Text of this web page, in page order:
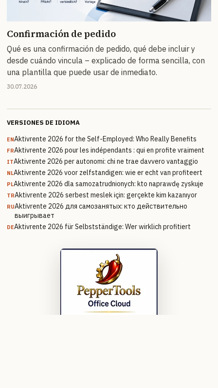
Confirmación de pedido
Qué es una confirmación de pedido, qué debe incluir y
desde cuándo vincula – explicado de forma sencilla, con
una plantilla que puede usar de inmediato.
30.07.2026
VERSIONES DE IDIOMA
ENAktivrente 2026 for the Self-Employed: Who Really Benefits
FRAktivrente 2026 pour les indépendants : qui en profite vraiment
ITAktivrente 2026 per autonomi: chi ne trae davvero vantaggio
NLAktivrente 2026 voor zelfstandigen: wie er echt van profiteert
PLAktivrente 2026 dla samozatrudnionych: kto naprawdę zyskuje
TRAktivrente 2026 serbest meslek için: gerçekte kim kazanıyor
RUAktivrente 2026 для самозанятых: кто действительно
выигрывает
DEAktivrente 2026 für Selbstständige: Wer wirklich profitiert